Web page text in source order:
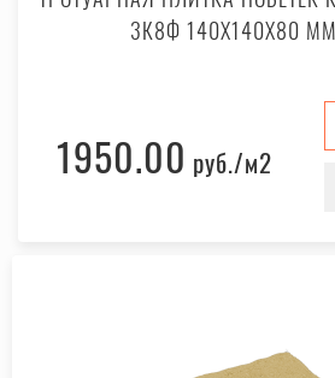
3К8Ф 140X140X80
1950.00 руб./м2